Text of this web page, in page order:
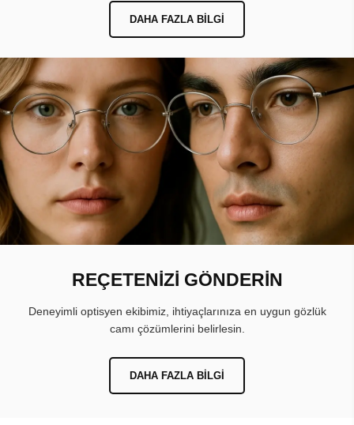
DAHA FAZLA BILGI
REÇETENİZİ GÖNDERİN
Deneyimli optisyen ekibimiz, ihtiyaçlarınıza en uygun gözlük
camı çözümlerini belirlesin.
DAHA FAZLA BILGI